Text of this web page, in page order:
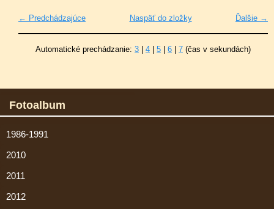
← Predchádzajúce Ďalšie →
Naspäť do zložky
Automatické prechádzanie: 3 4 5 6 7 (čas v sekundách)
Fotoalbum
1986-1991
2010
2011
2012